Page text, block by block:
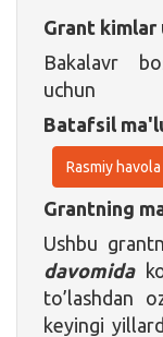
Grant kimlar
Bakalavr
uchun
Batafsil
Rasmiy havola
Grantning
Ushbu
davomida
to’lashdan
keyingi